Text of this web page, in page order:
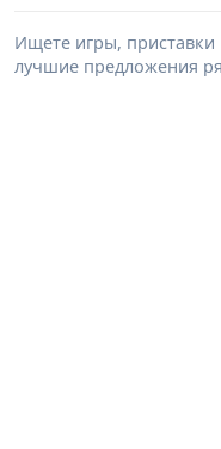
Ищете игры,
лучшие предложения